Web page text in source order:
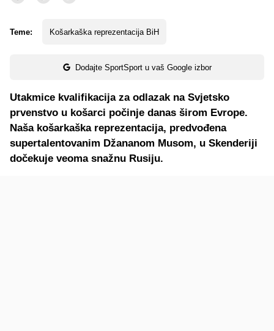
Teme: Košarkaška reprezentacija BiH
Dodajte SportSport u vaš Google izbor
Utakmice kvalifikacija za odlazak na Svjetsko
prvenstvo u košarci počinje danas širom Evrope.
Naša košarkaška reprezentacija, predvođena
supertalentovanim Džananom Musom, u Skenderiji
dočekuje veoma snažnu Rusiju.